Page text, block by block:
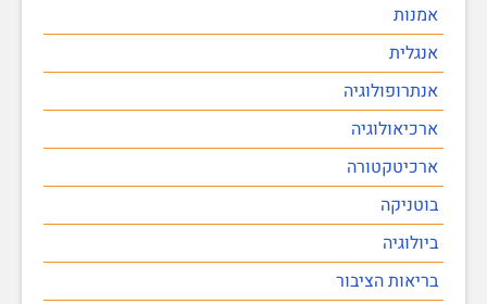
אמנות
אנגלית
אנתרופולוגיה
ארכיאולוגיה
ארכיטקטורה
בוטניקה
ביולוגיה
בריאות הציבור